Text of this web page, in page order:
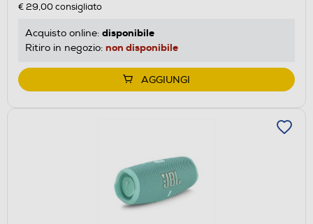
€ 29,00consigliato
Acquisto online: disponibile
Ritiro in negozio: non disponibile
AGGIUNGI